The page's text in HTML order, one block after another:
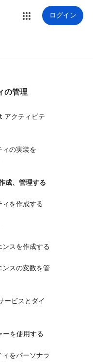
ログイン
の管理
クティビテ
の実装を
成、管理する
を作成する
スを作成する
ンスの変数を管
ービスとダイ
を使用する
をパーソナラ